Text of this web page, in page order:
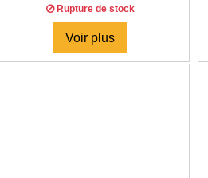
Rupture de stock
Voir plus